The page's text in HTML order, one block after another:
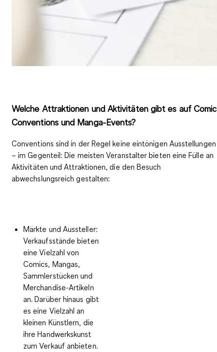
Welche Attraktionen und Aktivitäten gibt es auf
Conventions und Manga-Events?
Conventions sind in der Regel keine eintönigen Ausstellungen
– im Gegenteil: Die meisten Veranstalter bieten eine Fülle an
Aktivitäten und Attraktionen, die den Besuch
abwechslungsreich gestalten:
Märkte und Aussteller:
Verkaufsstände bieten
eine Vielzahl von
Comics, Mangas,
Sammlerstücken und
Merchandise-Artikeln
an. Darüber hinaus gibt
es eine Vielzahl an
kleinen Künstlern, die
ihre Handwerkskunst
zum Verkauf anbieten.